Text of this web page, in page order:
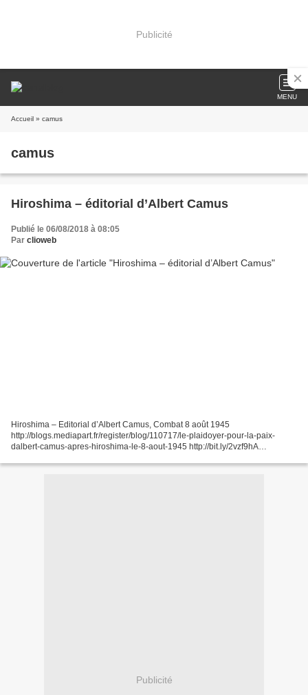
Publicité
MENU
Accueil » camus
camus
Hiroshima – éditorial d’Albert Camus
Publié le 06/08/2018 à 08:05
Par clioweb
Hiroshima – Editorial d’Albert Camus, Combat 8 août 1945
http://blogs.mediapart.fr/register/blog/110717/le-plaidoyer-pour-la-paix-
dalbert-camus-apres-hiroshima-le-8-aout-1945 http://bit.ly/2vzf9hA
Ensemble-des-Textes.pdf...
Publicité